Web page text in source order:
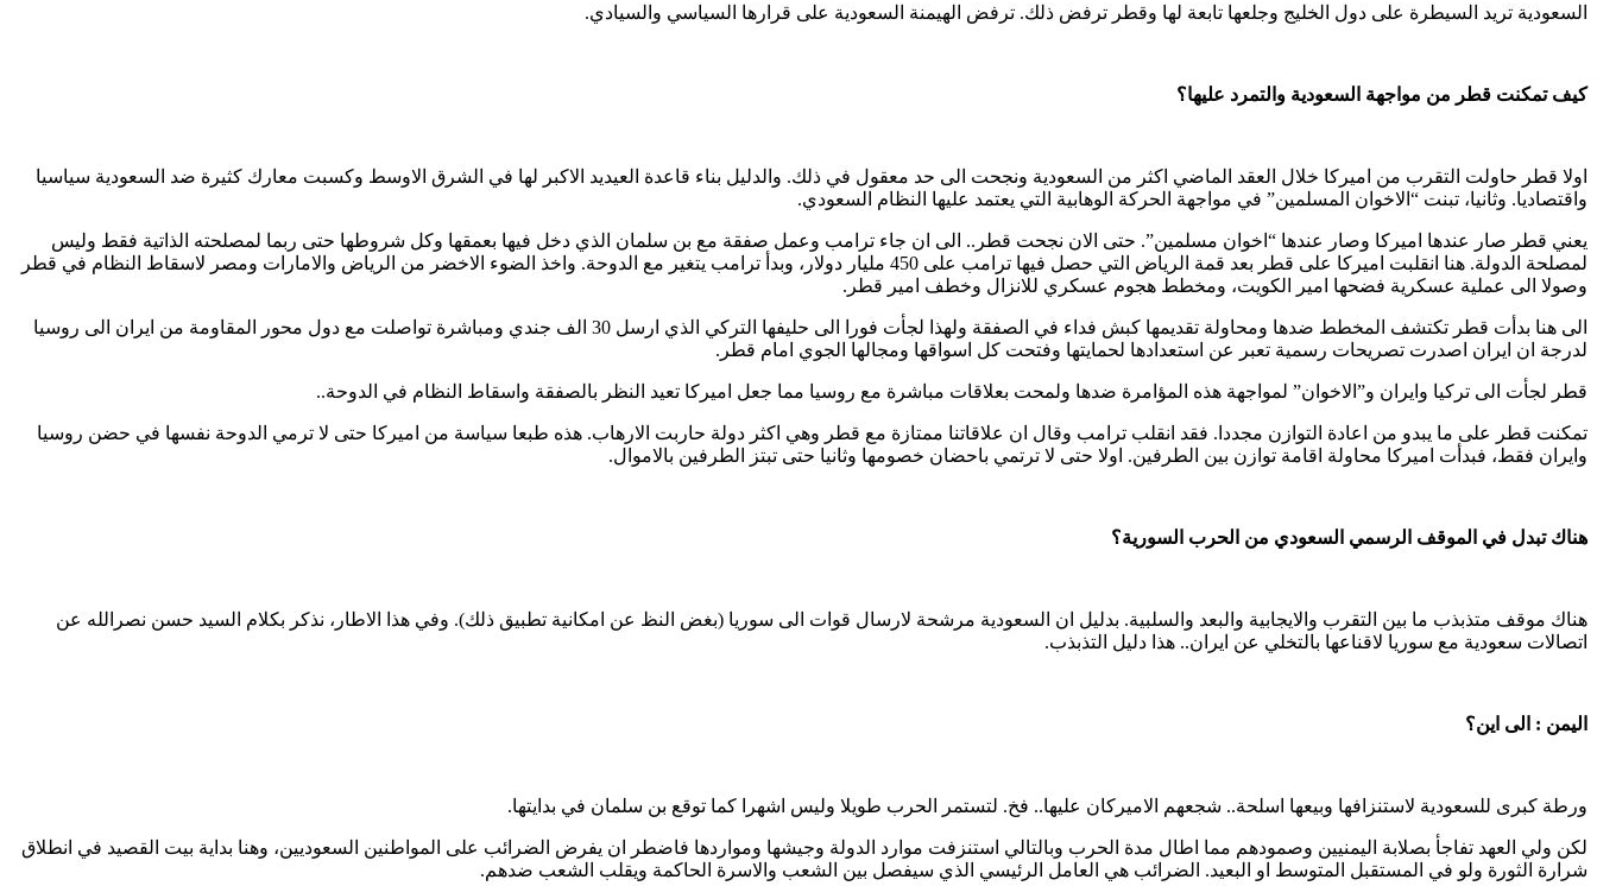
السعودية تريد السيطرة على دول الخليج وجلعها تابعة لها وقطر ترفض ذلك. ترفض الهيمنة السعودية على قرارها السياسي والسيادي.
كيف تمكنت قطر من مواجهة السعودية والتمرد عليها؟
اولا قطر حاولت التقرب من اميركا خلال العقد الماضي اكثر من السعودية ونجحت الى حد معقول في ذلك. والدليل بناء قاعدة العيديد الاكبر لها في الشرق الاوسط وكسبت معارك كثيرة ضد السعودية سياسيا
واقتصاديا. وثانيا، تبنت “الاخوان المسلمين” في مواجهة الحركة الوهابية التي يعتمد عليها النظام السعودي.
يعني قطر صار عندها اميركا وصار عندها “اخوان مسلمين”. حتى الان نجحت قطر.. الى ان جاء ترامب وعمل صفقة مع بن سلمان الذي دخل فيها بعمقها وكل شروطها حتى ربما لمصلحته الذاتية فقط وليس
لمصلحة الدولة. هنا انقلبت اميركا على قطر بعد قمة الرياض التي حصل فيها ترامب على 450 مليار دولار، وبدأ ترامب يتغير مع الدوحة. واخذ الضوء الاخضر من الرياض والامارات ومصر لاسقاط النظام في قطر
وصولا الى عملية عسكرية فضحها امير الكويت، ومخطط هجوم عسكري للانزال وخطف امير قطر.
الى هنا بدأت قطر تكتشف المخطط ضدها ومحاولة تقديمها كبش فداء في الصفقة ولهذا لجأت فورا الى حليفها التركي الذي ارسل 30 الف جندي ومباشرة تواصلت مع دول محور المقاومة من ايران الى روسيا
لدرجة ان ايران اصدرت تصريحات رسمية تعبر عن استعدادها لحمايتها وفتحت كل اسواقها ومجالها الجوي امام قطر.
قطر لجأت الى تركيا وايران و”الاخوان” لمواجهة هذه المؤامرة ضدها ولمحت بعلاقات مباشرة مع روسيا مما جعل اميركا تعيد النظر بالصفقة واسقاط النظام في الدوحة..
تمكنت قطر على ما يبدو من اعادة التوازن مجددا. فقد انقلب ترامب وقال ان علاقاتنا ممتازة مع قطر وهي اكثر دولة حاربت الارهاب. هذه طبعا سياسة من اميركا حتى لا ترمي الدوحة نفسها في حضن روسيا
وايران فقط، فبدأت اميركا محاولة اقامة توازن بين الطرفين. اولا حتى لا ترتمي باحضان خصومها وثانيا حتى تبتز الطرفين بالاموال.
هناك تبدل في الموقف الرسمي السعودي من الحرب السورية؟
هناك موقف متذبذب ما بين التقرب والايجابية والبعد والسلبية. بدليل ان السعودية مرشحة لارسال قوات الى سوريا (بغض النظ عن امكانية تطبيق ذلك). وفي هذا الاطار، نذكر بكلام السيد حسن نصرالله عن
اتصالات سعودية مع سوريا لاقناعها بالتخلي عن ايران.. هذا دليل التذبذب.
اليمن : الى اين؟
ورطة كبرى للسعودية لاستنزافها وبيعها اسلحة.. شجعهم الاميركان عليها.. فخ. لتستمر الحرب طويلا وليس اشهرا كما توقع بن سلمان في بدايتها.
لكن ولي العهد تفاجأ بصلابة اليمنيين وصمودهم مما اطال مدة الحرب وبالتالي استنزفت موارد الدولة وجيشها ومواردها فاضطر ان يفرض الضرائب على المواطنين السعوديين، وهنا بداية بيت القصيد في انطلاق
شرارة الثورة ولو في المستقبل المتوسط او البعيد. الضرائب هي العامل الرئيسي الذي سيفصل بين الشعب والاسرة الحاكمة ويقلب الشعب ضدهم.